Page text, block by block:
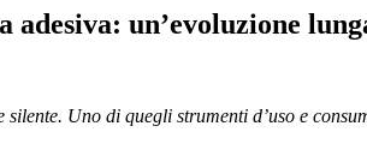
adesiva: un’evoluzione
silente. Uno di quegli strumenti d’uso e